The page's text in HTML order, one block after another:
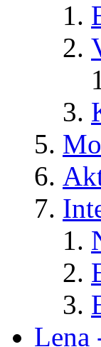
Lena